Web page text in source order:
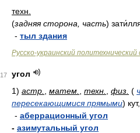
техн.
(задняя сторона, часть)
- тыл здания
Русско-украинский политехнический
17
угол
1) астр. матем. техн. физ. (
пересекающимися прямыми)
- аберрационный угол
- азимутальный угол